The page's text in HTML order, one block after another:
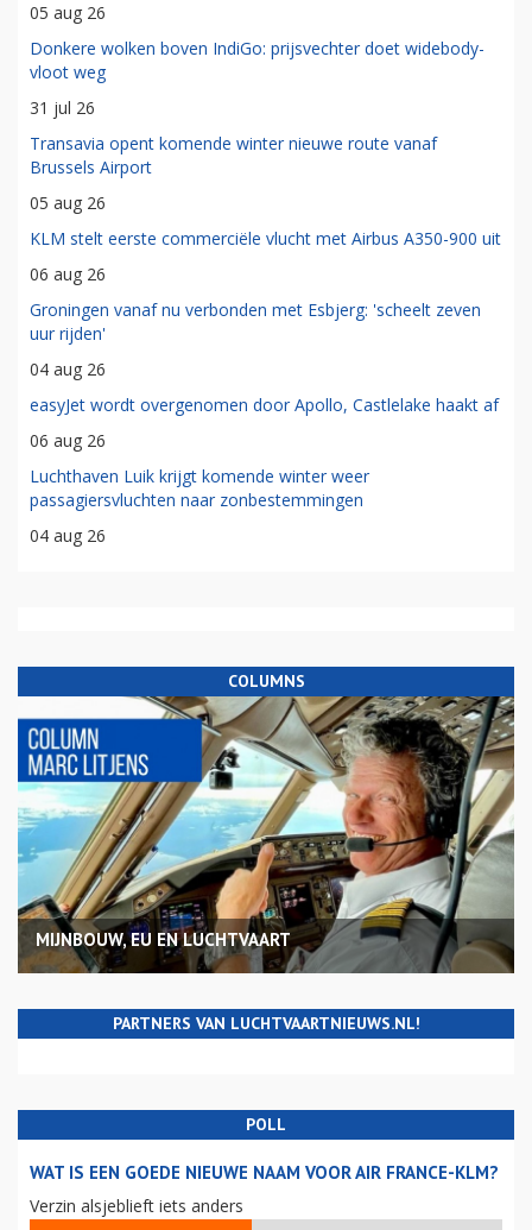
05 aug 26
Donkere wolken boven IndiGo: prijsvechter doet widebody-
vloot weg
31 jul 26
Transavia opent komende winter nieuwe route vanaf
Brussels Airport
05 aug 26
KLM stelt eerste commerciële vlucht met Airbus A350-900 uit
06 aug 26
Groningen vanaf nu verbonden met Esbjerg: 'scheelt zeven
uur rijden'
04 aug 26
easyJet wordt overgenomen door Apollo, Castlelake haakt af
06 aug 26
Luchthaven Luik krijgt komende winter weer
passagiersvluchten naar zonbestemmingen
04 aug 26
COLUMNS
MIJNBOUW, EU EN LUCHTVAART
PARTNERS VAN LUCHTVAARTNIEUWS.NL!
POLL
WAT IS EEN GOEDE NIEUWE NAAM VOOR AIR FRANCE-KLM?
Verzin alsjeblieft iets anders